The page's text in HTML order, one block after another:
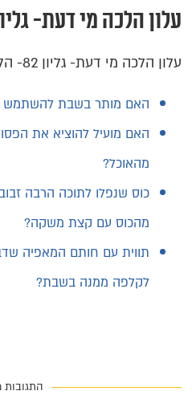
עלון הלכה מי דעת- גליון 82- הלכות
עלון הלכה מי דעת- גליון 82- הלכות בורר
האם מותר בשבת להשתמש
האם מועיל להוציא את
מהאוכל?
כוס שנפלו לתוכה הרבה
מהכוס עם קצת משקה?
תווית עם חותם המאפיה
לקלפה ממנה בשבת?
התגובות